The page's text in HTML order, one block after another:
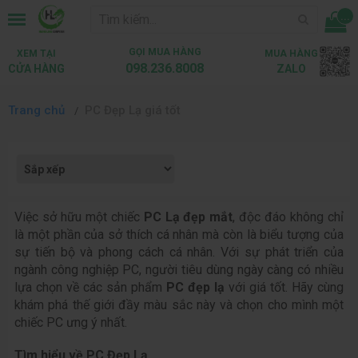
...
XEM TẠI
CỬA HÀNG
GỌI MUA HÀNG
098.236.8008
MUA HÀNG
ZALO
Trang chủ
Việc sở hữu một chiếc PC Lạ đẹp mắt, độc đáo không chỉ
là một phần của sở thích cá nhân mà còn là biểu tượng của
sự tiến bộ và phong cách cá nhân. Với sự phát triển của
ngành công nghiệp PC, người tiêu dùng ngày càng có nhiều
lựa chọn về các sản phẩm PC đẹp lạ với giá tốt. Hãy cùng
khám phá thế giới đầy màu sắc này và chọn cho mình một
chiếc PC ưng ý nhất.